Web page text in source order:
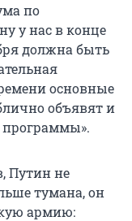
по
у нас в конце
должна быть
основные
объявят и
Путин не
тумана, он
армию: